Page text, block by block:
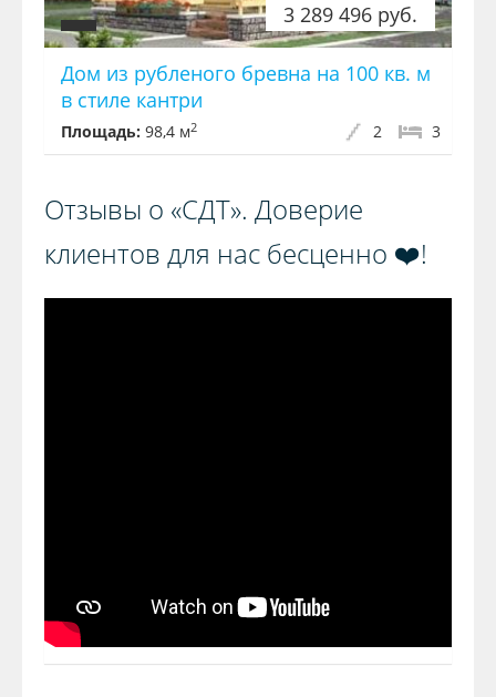
3 289 496 руб.
Дом из рубленого бревна на 100 кв. м
в стиле кантри
Площадь: 98,4 м2 3
2
Отзывы о «СДТ». Доверие
клиентов для нас бесценно ❤️!